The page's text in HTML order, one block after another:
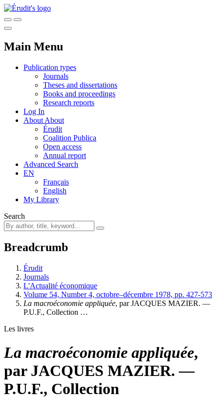
Main Menu
Publication types
Journals
Theses and dissertations
Books and proceedings
Research reports
Log In
About About
Érudit
Coalition Publica
Open access
Annual report
Advanced Search
EN
Français
English
My Library
Search
Breadcrumb
Érudit
Journals
L'Actualité économique
Volume 54, Number 4, octobre–décembre 1978, pp. 427-573
La macroéconomie appliquée, par JACQUES MAZIER. —
P.U.F., Collection …
Les livres
La macroéconomie appliquée,
par JACQUES MAZIER. —
P.U.F., Collection